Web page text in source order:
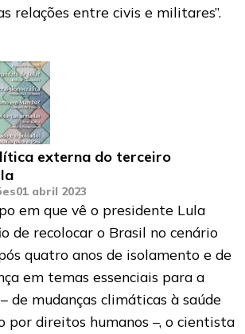
relações entre civis e militares”.
externa do terceiro
01 abril 2023
em que vê o presidente Lula
de recolocar o Brasil no cenário
quatro anos de isolamento e de
em temas essenciais para a
de mudanças climáticas à saúde
por direitos humanos –, o cientista